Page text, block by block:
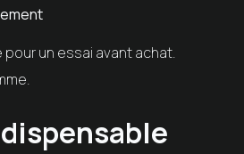
un essai avant achat.